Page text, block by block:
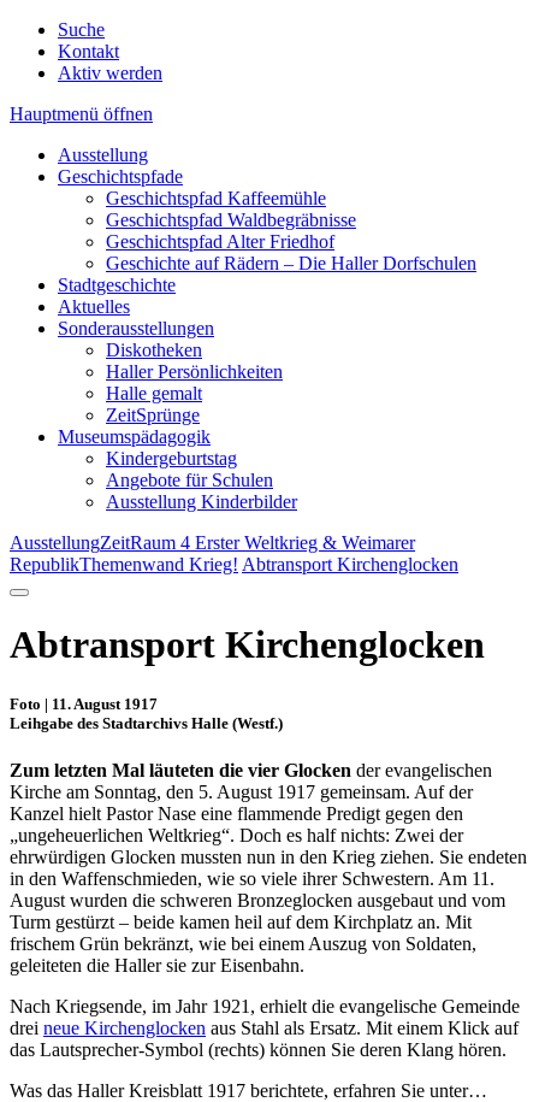
Suche
Kontakt
Aktiv werden
Hauptmenü öffnen
Ausstellung
Geschichtspfade
Geschichtspfad Kaffeemühle
Geschichtspfad Waldbegräbnisse
Geschichtspfad Alter Friedhof
Geschichte auf Rädern – Die Haller Dorfschulen
Stadtgeschichte
Aktuelles
Sonderausstellungen
Diskotheken
Haller Persönlichkeiten
Halle gemalt
ZeitSprünge
Museumspädagogik
Kindergeburtstag
Angebote für Schulen
Ausstellung Kinderbilder
AusstellungZeitRaum 4 Erster Weltkrieg & Weimarer
RepublikThemenwand Krieg! Abtransport Kirchenglocken
Abtransport Kirchenglocken
Foto | 11. August 1917
Leihgabe des Stadtarchivs Halle (Westf.)
Zum letzten Mal läuteten die vier Glocken der evangelischen
Kirche am Sonntag, den 5. August 1917 gemeinsam. Auf der
Kanzel hielt Pastor Nase eine flammende Predigt gegen den
„ungeheuerlichen Weltkrieg“. Doch es half nichts: Zwei der
ehrwürdigen Glocken mussten nun in den Krieg ziehen. Sie endeten
in den Waffenschmieden, wie so viele ihrer Schwestern. Am 11.
August wurden die schweren Bronzeglocken ausgebaut und vom
Turm gestürzt – beide kamen heil auf dem Kirchplatz an. Mit
frischem Grün bekränzt, wie bei einem Auszug von Soldaten,
geleiteten die Haller sie zur Eisenbahn.
Nach Kriegsende, im Jahr 1921, erhielt die evangelische Gemeinde
drei neue Kirchenglocken aus Stahl als Ersatz. Mit einem Klick auf
das Lautsprecher-Symbol (rechts) können Sie deren Klang hören.
Was das Haller Kreisblatt 1917 berichtete, erfahren Sie unter…